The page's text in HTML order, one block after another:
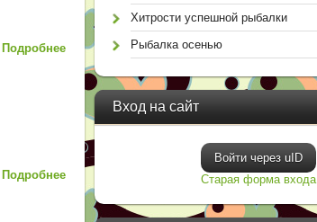
Подробнее
Подробнее
Хитрости успешной рыбалки
Рыбалка осенью
Вход на сайт
Войти через uID
Старая форма входа